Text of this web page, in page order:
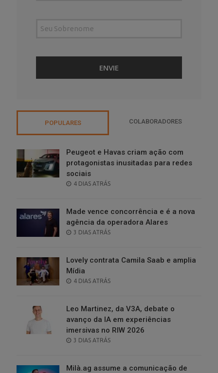
POPULARES COLABORADORES
Peugeot e Havas criam ação com
protagonistas inusitadas para redes
sociais
POSTED
4 DIAS ATRÁS
Made vence concorrência e é a nova
agência da operadora Alares
POSTED
3 DIAS ATRÁS
Lovely contrata Camila Saab e amplia
Mídia
POSTED
4 DIAS ATRÁS
Leo Martinez, da V3A, debate o
avanço da IA em experiências
imersivas no RIW 2026
POSTED
3 DIAS ATRÁS
Milà.ag assume a comunicação de